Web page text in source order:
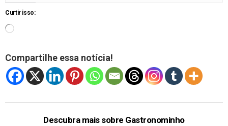
Curtir isso:
Compartilhe essa notícia!
Descubra mais sobre Gastronominho